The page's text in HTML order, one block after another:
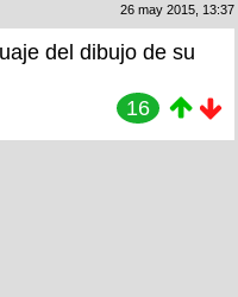
26 may 2015, 13:37
del dibujo de su
16